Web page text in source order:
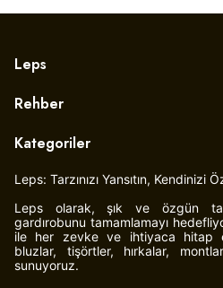
Leps
Rehber
Kategoriler
Leps: Tarzınızı Yansıtın, Kendinizi
Leps olarak, şık ve özgün
gardırobunu tamamlamayı
ile her zevke ve ihtiyaca hitap
bluzlar, tişörtler, hırkalar,
sunuyoruz.